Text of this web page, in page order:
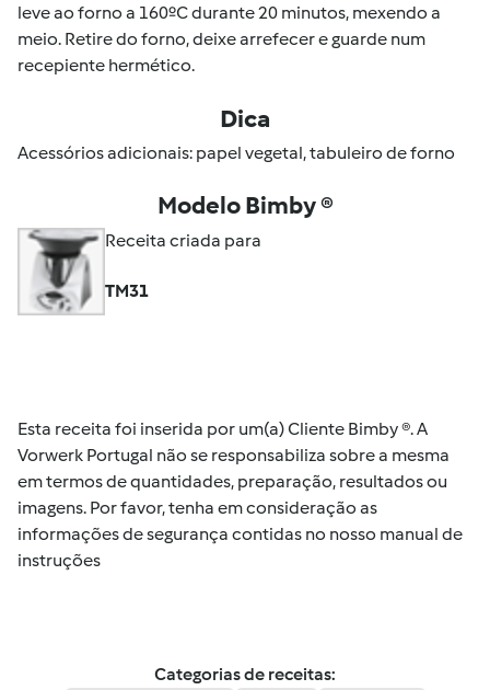
leve ao forno a 160ºC durante 20 minutos, mexendo a
meio. Retire do forno, deixe arrefecer e guarde num
recepiente hermético.
Dica
Acessórios adicionais: papel vegetal, tabuleiro de forno
Modelo Bimby ®
Receita criada para
TM31
Esta receita foi inserida por um(a) Cliente Bimby ®. A
Vorwerk Portugal não se responsabiliza sobre a mesma
em termos de quantidades, preparação, resultados ou
imagens. Por favor, tenha em consideração as
informações de segurança contidas no nosso manual de
instruções
Categorias de receitas: